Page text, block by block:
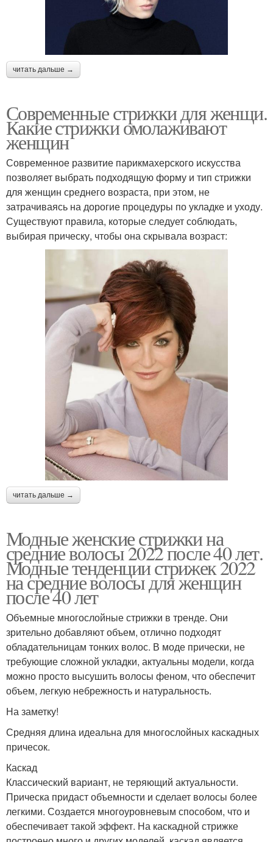
читать дальше →
Современные стрижки для женщи.
Какие стрижки омолаживают
женщин
Современное развитие парикмахерского искусства
позволяет выбрать подходящую форму и тип стрижки
для женщин среднего возраста, при этом, не
затрачиваясь на дорогие процедуры по укладке и уходу.
Существуют правила, которые следует соблюдать,
выбирая прическу, чтобы она скрывала возраст:
читать дальше →
Модные женские стрижки на
средние волосы 2022 после 40 лет.
Модные тенденции стрижек 2022
на средние волосы для женщин
после 40 лет
Объемные многослойные стрижки в тренде. Они
зрительно добавляют объем, отлично подходят
обладательницам тонких волос. В моде прически, не
требующие сложной укладки, актуальны модели, когда
можно просто высушить волосы феном, что обеспечит
объем, легкую небрежность и натуральность.
На заметку!
Средняя длина идеальна для многослойных каскадных
причесок.
Каскад
Классический вариант, не теряющий актуальности.
Прическа придаст объемности и сделает волосы более
легкими. Создается многоуровневым способом, что и
обеспечивает такой эффект. На каскадной стрижке